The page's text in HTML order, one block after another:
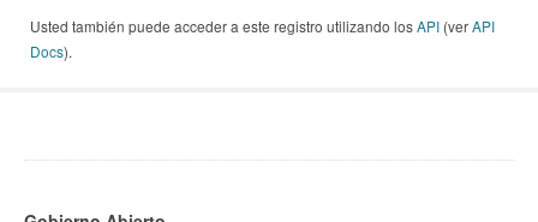
Usted también puede acceder a este registro utilizando losAPI (verAPI
Docs).